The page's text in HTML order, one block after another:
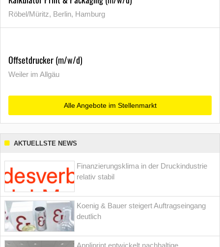
Röbel/Müritz, Berlin, Hamburg
Offsetdrucker (m/w/d)
Weiler im Allgäu
Alle Angebote im Stellenmarkt
AKTUELLSTE NEWS
Finanzierungsklima in der Druckindustrie
relativ stabil
Koenig & Bauer steigert Auftragseingang
deutlich
Appliprint entwickelt nachhaltige